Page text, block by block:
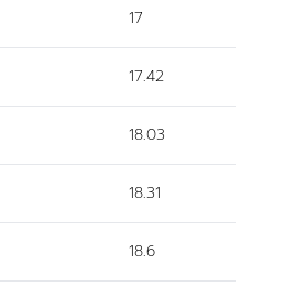
17
17.42
18.03
18.31
18.6